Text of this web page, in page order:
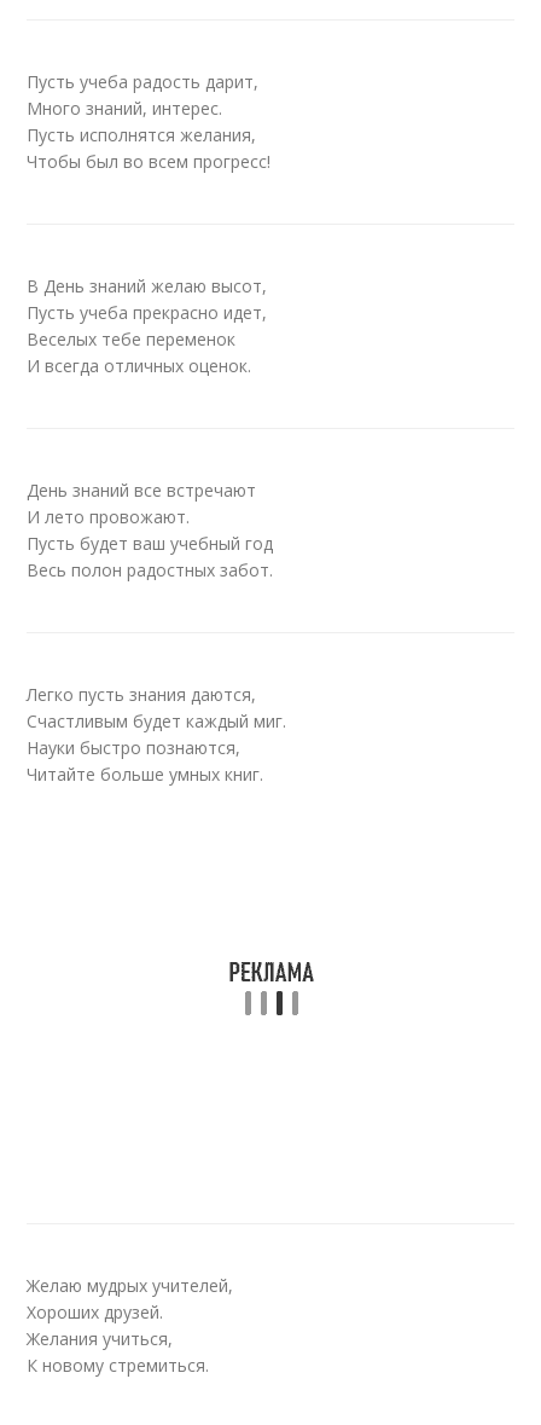
Пусть учеба радость дарит,
Много знаний, интерес.
Пусть исполнятся желания,
Чтобы был во всем прогресс!
В День знаний желаю высот,
Пусть учеба прекрасно идет,
Веселых тебе переменок
И всегда отличных оценок.
День знаний все встречают
И лето провожают.
Пусть будет ваш учебный год
Весь полон радостных забот.
Легко пусть знания даются,
Счастливым будет каждый миг.
Науки быстро познаются,
Читайте больше умных книг.
Желаю мудрых учителей,
Хороших друзей.
Желания учиться,
К новому стремиться.